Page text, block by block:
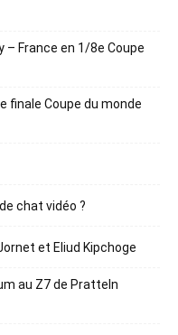
– France en 1/8e Coupe
finale Coupe du monde
chat vidéo ?
et Eliud Kipchoge
au Z7 de Pratteln